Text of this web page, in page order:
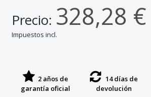
Precio: 328,28 €
Impuestos incl.
2 años de
garantía oficial
14 días de
devolución